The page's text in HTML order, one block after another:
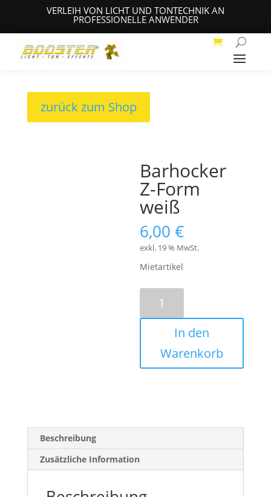
VERLEIH VON LICHT UND TONTECHNIK AN
PROFESSIONELLE ANWENDER
zurück zum Shop
Barhocker
Z-Form
weiß
6,00€
exkl. 19 % MwSt.
Mietartikel
Form
Menge
In den
Warenkorb
Beschreibung
Zusätzliche Information